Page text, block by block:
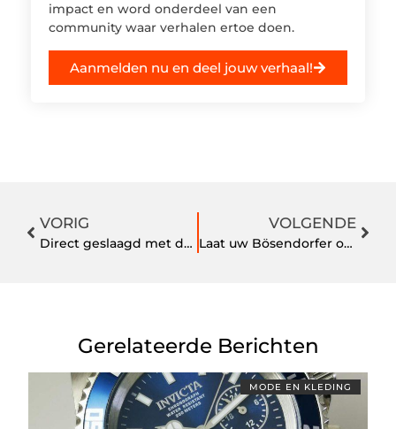
impact en word onderdeel van een
community waar verhalen ertoe doen.
Aanmelden nu en deel jouw verhaal!
VORIG
Direct geslaagd met de auto theoriecursus van 123-Theorie
VOLGENDE
Laat uw Bösendorfer of ander merk piano op vakkundige wijze restaureren
Gerelateerde Berichten
MODE EN KLEDING